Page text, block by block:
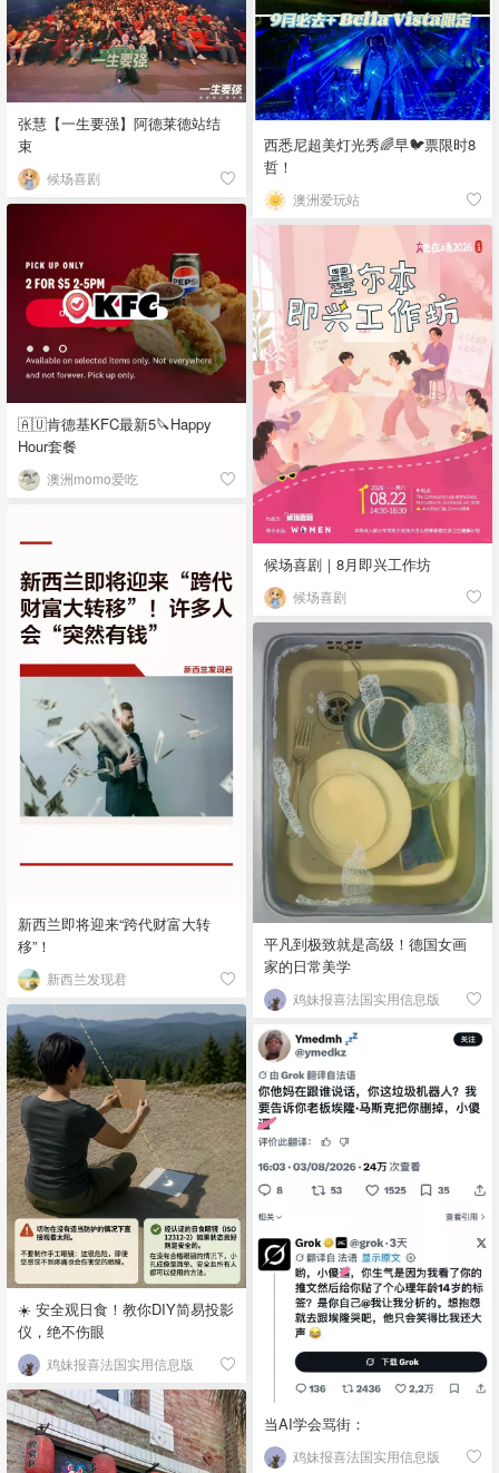
西悉尼超美灯光秀🌈早🐦票限时8
哲！
澳洲爱玩站
张慧【一生要强】阿德莱德站结
束
候场喜剧
🇦🇺肯德基KFC最新5🔪Happy
Hour套餐
澳洲momo爱吃
候场喜剧｜8月即兴工作坊
候场喜剧
新西兰即将迎来“跨代财富大转
移”！
新西兰发现君
平凡到极致就是高级！德国女画
家的日常美学
鸡妹报喜法国实用信息版
☀️ 安全观日食！教你DIY简易投影
仪，绝不伤眼
鸡妹报喜法国实用信息版
当AI学会骂街：
鸡妹报喜法国实用信息版